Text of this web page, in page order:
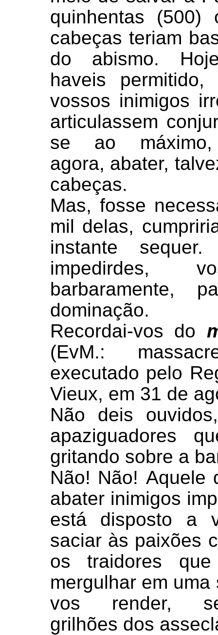
quinhentas (500)
cabeças teriam
do abismo.
haveis permitido,
vossos inimigos
articulassem
se ao máximo,
agora, abater,
cabeças.
Mas, fosse
mil delas,
instante
impedirdes,
barbaramente,
dominação.
Recordai-vos do
(EvM.:
executado pelo
Vieux, em 31 de
Não deis
apaziguadores
gritando sobre a
Não! Não! Aquele
abater inimigos
está disposto a
saciar às paixões
os traidores
mergulhar em
vos render,
grilhões dos